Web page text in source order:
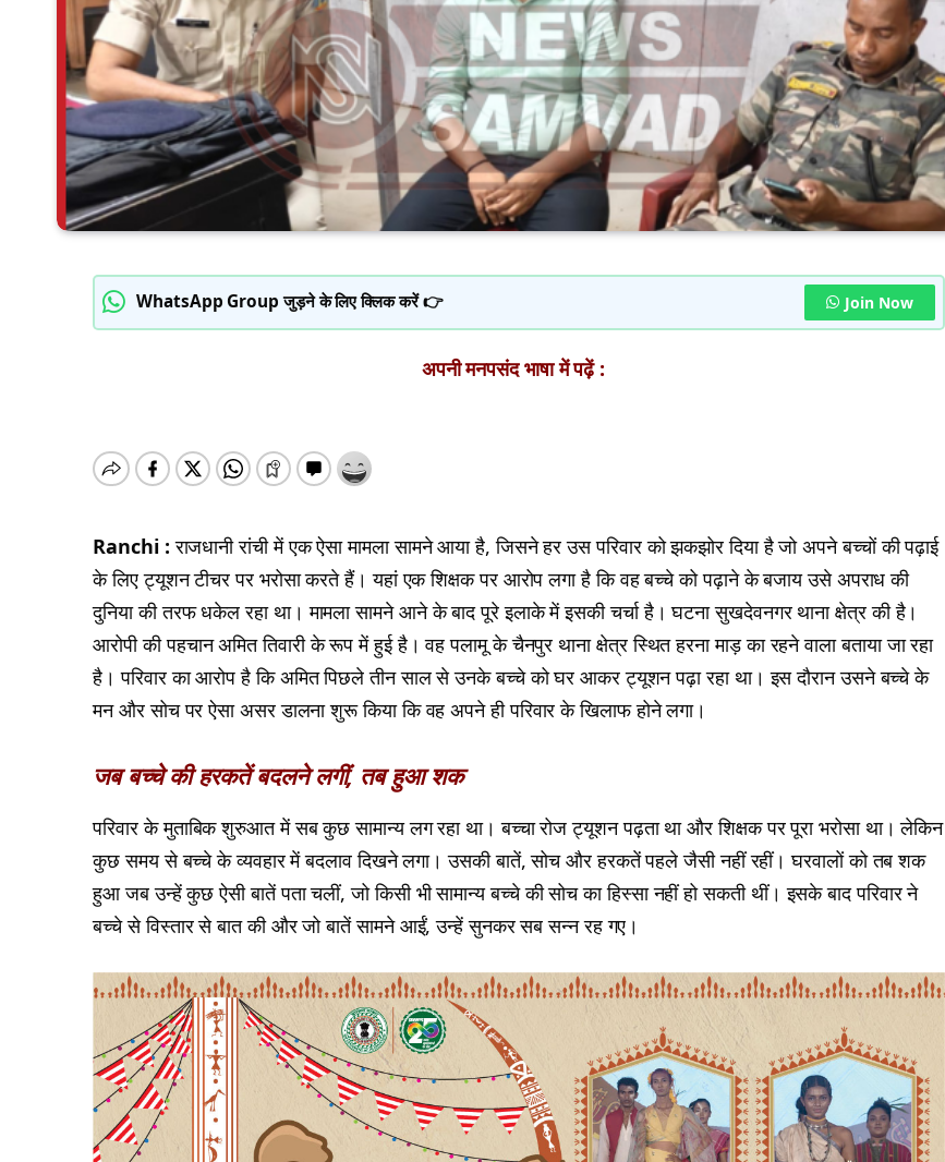
WhatsApp Group जुड़ने के लिए क्लिक करें 👉 Join Now
अपनी मनपसंद भाषा में पढ़ें :
Ranchi : राजधानी रांची में एक ऐसा मामला सामने आया है, जिसने हर उस परिवार को झकझोर दिया है जो अपने बच्चों की पढ़ाई
के लिए ट्यूशन टीचर पर भरोसा करते हैं। यहां एक शिक्षक पर आरोप लगा है कि वह बच्चे को पढ़ाने के बजाय उसे अपराध की
दुनिया की तरफ धकेल रहा था। मामला सामने आने के बाद पूरे इलाके में इसकी चर्चा है। घटना सुखदेवनगर थाना क्षेत्र की है।
आरोपी की पहचान अमित तिवारी के रूप में हुई है। वह पलामू के चैनपुर थाना क्षेत्र स्थित हरना माड़ का रहने वाला बताया जा रहा
है। परिवार का आरोप है कि अमित पिछले तीन साल से उनके बच्चे को घर आकर ट्यूशन पढ़ा रहा था। इस दौरान उसने बच्चे के
मन और सोच पर ऐसा असर डालना शुरू किया कि वह अपने ही परिवार के खिलाफ होने लगा।
जब बच्चे की हरकतें बदलने लगीं, तब हुआ शक
परिवार के मुताबिक शुरुआत में सब कुछ सामान्य लग रहा था। बच्चा रोज ट्यूशन पढ़ता था और शिक्षक पर पूरा भरोसा था। लेकिन
कुछ समय से बच्चे के व्यवहार में बदलाव दिखने लगा। उसकी बातें, सोच और हरकतें पहले जैसी नहीं रहीं। घरवालों को तब शक
हुआ जब उन्हें कुछ ऐसी बातें पता चलीं, जो किसी भी सामान्य बच्चे की सोच का हिस्सा नहीं हो सकती थीं। इसके बाद परिवार ने
बच्चे से विस्तार से बात की और जो बातें सामने आईं, उन्हें सुनकर सब सन्न रह गए।